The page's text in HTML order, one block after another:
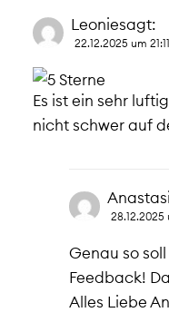
Leoniesagt:
22.12.2025 um
Es ist ein sehr
nicht schwer auf
28.12.2025
Genau so
Feedback!
Alles Liebe